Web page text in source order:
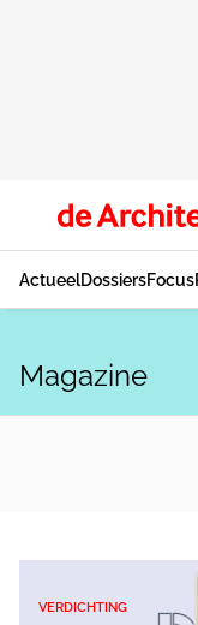
ActueelDossiersFocus
Magazine
VERDICHTING